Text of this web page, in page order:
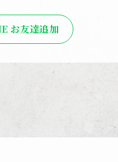
お友達追加